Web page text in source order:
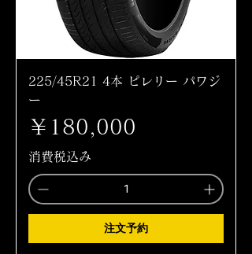
225/45R21 4本 ピレリー パワジ
ー
価格
￥180,000
消費税込み
注文予約